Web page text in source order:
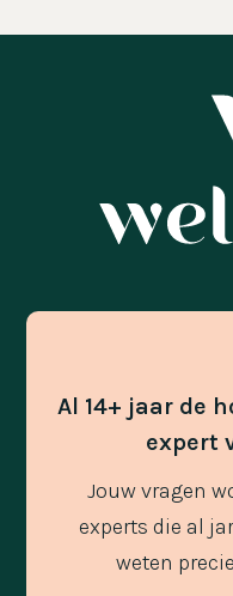
Al 14+ jaar de
expert
Jouw vragen
experts die al
weten